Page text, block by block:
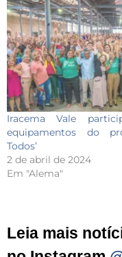
Iracema Vale
equipamentos do
Todos’
2 de abril de 2024
Em "Alema"
Leia mais